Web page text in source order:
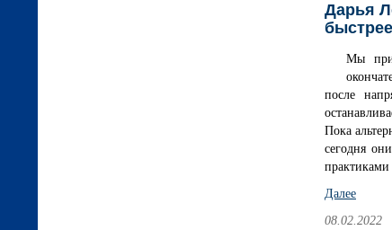
Дарья
Мы
после
Пока
сегодня
Далее
08.02.2022